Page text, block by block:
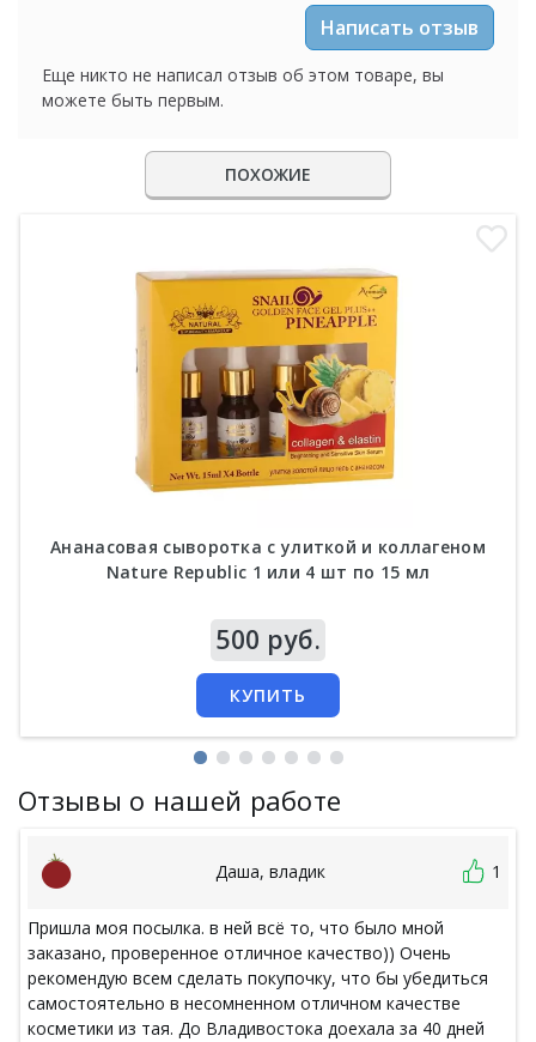
Написать отзыв
Еще никто не написал отзыв об этом товаре, вы
можете быть первым.
ПОХОЖИЕ
Ананасовая сыворотка с улиткой и коллагеном
Nature Republic 1 или 4 шт по 15 мл
500 руб.
КУПИТЬ
Отзывы о нашей работе
Даша, владик 1
Пришла моя посылка. в ней всё то, что было мной
заказано, проверенное отличное качество)) Очень
рекомендую всем сделать покупочку, что бы убедиться
самостоятельно в несомненном отличном качестве
косметики из тая. До Владивостока доехала за 40 дней